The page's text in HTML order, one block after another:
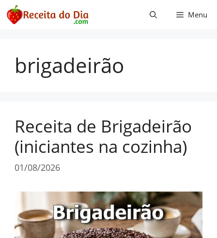
Pular
para
Menu
brigadeirão
Receita de Brigadeirão
(iniciantes na cozinha)
01/08/2026